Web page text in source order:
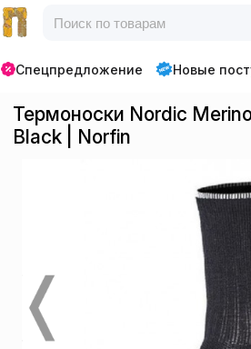
Спецпредложение Новые
Термоноски Nordic
Black | Norfin